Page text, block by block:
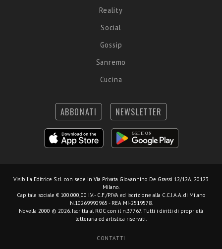
Reality
Social
Gossip
Sanremo
Cucina
ABBONATI NEWSLETTER
Visibilia Editrice S.r.l. con sede in Via Privata Giovannino De Grassi 12/12A, 20123
Milano.
Capitale sociale € 100.000,00 I.V. - C.F./P.IVA ed iscrizione alla C.C.I.A.A. di Milano
N.10269990965 - REA MI-2519578.
Novella 2000 © 2026. Iscritta al ROC con il n.37767. Tutti i diritti di proprietà
letteraria ed artistica riservati.
CONTATTI